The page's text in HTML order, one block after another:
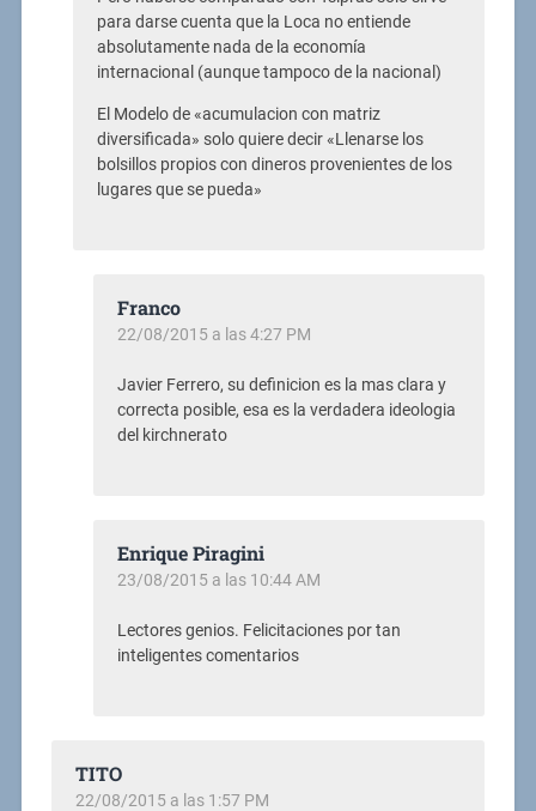
para darse cuenta que la Loca no entiende
absolutamente nada de la economía
internacional (aunque tampoco de la nacional)
El Modelo de «acumulacion con matriz
diversificada» solo quiere decir «Llenarse los
bolsillos propios con dineros provenientes de los
lugares que se pueda»
Franco
22/08/2015 a las 4:27 PM
Javier Ferrero, su definicion es la mas clara y
correcta posible, esa es la verdadera ideologia
del kirchnerato
Enrique Piragini
23/08/2015 a las 10:44 AM
Lectores genios. Felicitaciones por tan
inteligentes comentarios
TITO
22/08/2015 a las 1:57 PM